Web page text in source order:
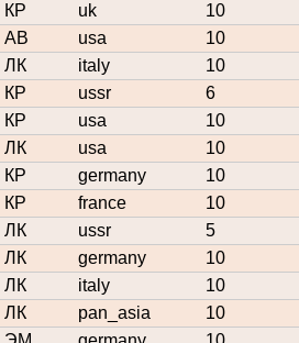
КР
uk 10
АВ
usa 10
ЛК
italy 10
КР
ussr 6
КР
usa 10
ЛК
usa 10
КР
germany 10
КР
france 10
ЛК
ussr 5
ЛК
germany 10
ЛК
italy 10
ЛК
pan_asia 10